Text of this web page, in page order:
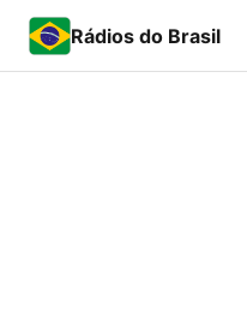
Rádios do Brasil